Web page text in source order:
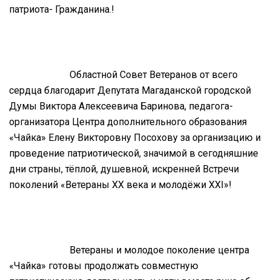
патриота- Гражданина.!
Областной Совет Ветеранов от всего
сердца благодарит Депутата Магаданской городской
Думы Виктора Алексеевича Баринова, педагога-
организатора Центра дополнительного образования
«Чайка» Елену Викторовну Посохову за организацию и
проведение патриотической, значимой в сегодняшние
дни страны, тёплой, душевной, искренней Встречи
поколений «Ветераны XX века и молодёжи XXI»!
Ветераны и молодое поколение центра
«Чайка» готовы продолжать совместную